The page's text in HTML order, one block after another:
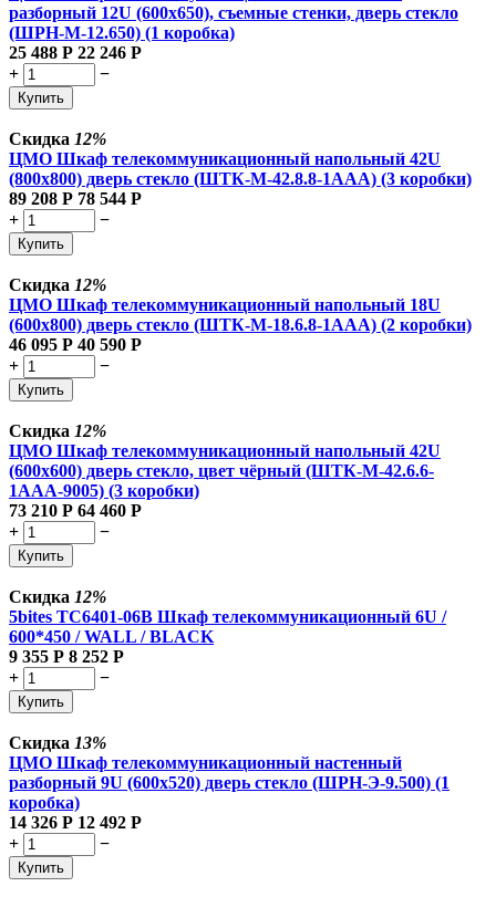
разборный 12U (600х650), съемные стенки, дверь стекло
(ШРН-М-12.650) (1 коробка)
25 488 Р 22 246 Р
+
−
Купить
Скидка 12%
ЦМО Шкаф телекоммуникационный напольный 42U
(800x800) дверь стекло (ШТК-М-42.8.8-1ААА) (3 коробки)
89 208 Р 78 544 Р
+
−
Купить
Скидка 12%
ЦМО Шкаф телекоммуникационный напольный 18U
(600x800) дверь стекло (ШТК-М-18.6.8-1AAA) (2 коробки)
46 095 Р 40 590 Р
+
−
Купить
Скидка 12%
ЦМО Шкаф телекоммуникационный напольный 42U
(600x600) дверь стекло, цвет чёрный (ШТК-М-42.6.6-
1ААА-9005) (3 коробки)
73 210 Р 64 460 Р
+
−
Купить
Скидка 12%
5bites TC6401-06B Шкаф телекоммуникационный 6U /
600*450 / WALL / BLACK
9 355 Р 8 252 Р
+
−
Купить
Скидка 13%
ЦМО Шкаф телекоммуникационный настенный
разборный 9U (600х520) дверь стекло (ШРН-Э-9.500) (1
коробка)
14 326 Р 12 492 Р
+
−
Купить